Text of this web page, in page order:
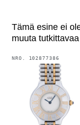
Tämä esine ei
muuta
NRO. 102877386